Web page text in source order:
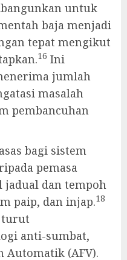
untuk
baja menjadi
tepat mengikut
16 Ini
jumlah
masalah
pembancuhan
bagi sistem
pemasa
dan tempoh
paip, dan injap.18
turut
anti-sumbat,
Automatik (AFV).